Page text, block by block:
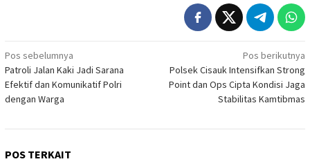
Navigasi
pos
Pos sebelumnya
Patroli Jalan Kaki Jadi Sarana
Efektif dan Komunikatif Polri
dengan Warga
Pos berikutnya
Polsek Cisauk Intensifkan Strong
Point dan Ops Cipta Kondisi Jaga
Stabilitas Kamtibmas
POS TERKAIT